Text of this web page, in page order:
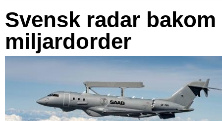
Svensk radar bakom
miljardorder